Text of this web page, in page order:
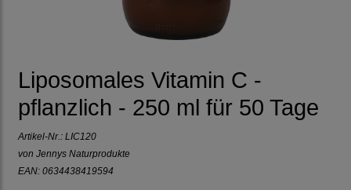
Liposomales Vitamin C -
pflanzlich - 250 ml für 50 Tage
Artikel-Nr.: LIC120
von Jennys Naturprodukte
EAN: 0634438419594